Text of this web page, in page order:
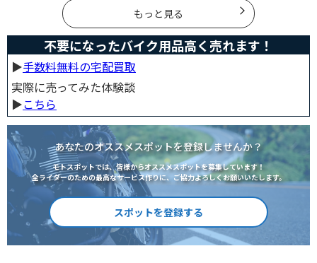
もっと見る
不要になったバイク用品高く売れます！
▶︎手数料無料の宅配買取
実際に売ってみた体験談
▶︎こちら
あなたのオススメスポットを登録しませんか？
モトスポットでは、皆様からオススメスポットを募集しています！
全ライダーのための最高なサービス作りに、ご協力よろしくお願いいたします。
スポットを登録する